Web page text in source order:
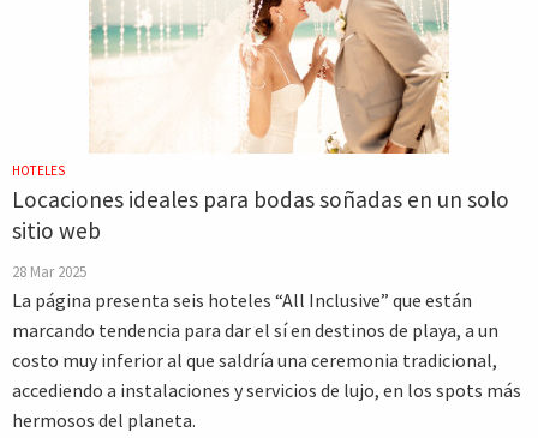
HOTELES
Locaciones ideales para bodas soñadas en un solo
sitio web
28 Mar 2025
La página presenta seis hoteles “All Inclusive” que están
marcando tendencia para dar el sí en destinos de playa, a un
costo muy inferior al que saldría una ceremonia tradicional,
accediendo a instalaciones y servicios de lujo, en los spots más
hermosos del planeta.